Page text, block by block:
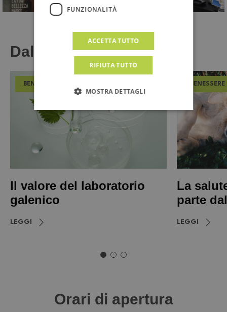
Dal Magazine
BENESSERE
Il valore del laboratorio
galenico
LEGGI
BENESSERE
La
parte
LEGGI
Orari di apertura
FUNZIONALITÀ
ACCETTA TUTTO
RIFIUTA TUTTO
MOSTRA DETTAGLI